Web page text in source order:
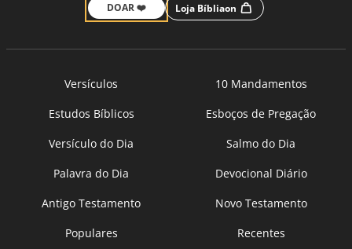
DOAR ❤️ Loja Bíbliaon
Versículos
10 Mandamentos
Estudos Bíblicos
Esboços de Pregação
Versículo do Dia
Salmo do Dia
Palavra do Dia
Devocional Diário
Antigo Testamento
Novo Testamento
Populares
Recentes